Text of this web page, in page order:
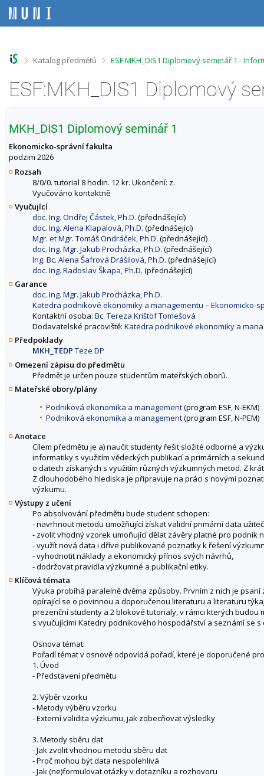
e
e
e
e
>Katalog předmětů >
ESF:MKH_DIS1 Diplomový seminář 1 -
ESF:MKH_DIS1 Diplomový
MKH_DIS1 Diplomový seminář 1
Ekonomicko-správní fakulta
podzim 2026
Rozsah
8/0/0. tutorial 8 hodin. 12 kr. Ukončení: z.
Vyučováno kontaktně
Vyučující
doc. Ing. Ondřej Částek, Ph.D. (přednášející)
doc. Ing. Alena Klapalová, Ph.D. (přednášející)
Mgr. et Mgr. Tomáš Ondráček, Ph.D. (přednášející)
doc. Ing. Mgr. Jakub Procházka, Ph.D. (přednášející)
Ing. Bc. Alena Šafrová Drášilová, Ph.D. (přednášející)
doc. Ing. Radoslav Škapa, Ph.D. (přednášející)
Garance
doc. Ing. Mgr. Jakub Procházka, Ph.D.
Katedra podnikové ekonomiky a managementu – Ekonomicko-
Kontaktní osoba: Bc. Tereza Krištof Tomešová
Dodavatelské pracoviště: Katedra podnikové ekonomiky a
Předpoklady
MKH_TEDP Teze DP
Omezení zápisu do předmětu
Předmět je určen pouze studentům mateřských oborů.
Mateřské obory/plány
Podniková ekonomika a management(program ESF, N-EKM)
Podniková ekonomika a management(program ESF, N-PEM)
Anotace
Cílem předmětu je a) naučit studenty řešit složité odborné a
informatiky s využitím vědeckých publikací a primárních a
o datech získaných s využitím různých výzkumných metod. Z
Z dlouhodobého hlediska je připravuje na práci s novými
výzkumu.
Výstupy z učení
Po absolvování předmětu bude student schopen:
- navrhnout metodu umožňující získat validní primární data
- zvolit vhodný vzorek umoňující dělat závěry platné pro podnik
- využít nová data i dříve publikované poznatky k řešení
- vyhodnotit náklady a ekonomický přínos svých návrhů,
- dodržovat pravidla výzkumné a publikační etiky.
Klíčová témata
Výuka probíhá paralelně dvěma způsoby. Prvním z nich je
opírající se o povinnou a doporučenou literaturu a literaturu
prezenční studenty a 2 blokové tutorialy, v rámci kterých
s vyučujícími Katedry podnikového hospodářství a seznámí se
Osnova témat:
Pořadí témat v osnově odpovídá pořadí, které je doporučené
1. Úvod
- Představení předmětu
2. Výběr vzorku
- Metody výběru vzorku
- Externí validita výzkumu, jak zobecňovat výsledky
3. Metody sběru dat
- Jak zvolit vhodnou metodu sběru dat
- Proč mohou být data nespolehlivá
- Jak (ne)formulovat otázky v dotazníku a rozhovoru